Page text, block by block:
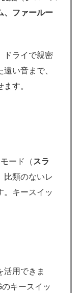
、ファールー
ドライで親密
い音まで、
す。
ード（ スラ
比類のないレ
。キースイッ
活用できま
キースイッ